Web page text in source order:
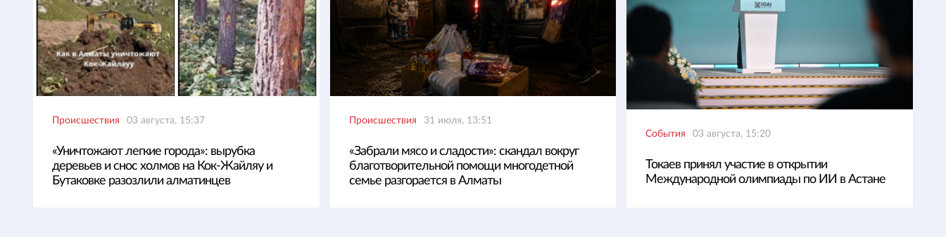
Происшествия 03 августа, 15:37
«Уничтожают легкие города»: вырубка
деревьев и снос холмов на Кок-Жайляу и
Бутаковке разозлили алматинцев
Происшествия 31 июля, 13:51
«Забрали мясо и сладости»: скандал вокруг
благотворительной помощи многодетной
семье разгорается в Алматы
События 03 августа, 15:20
Токаев принял участие в открытии
Международной олимпиады по ИИ в Астане